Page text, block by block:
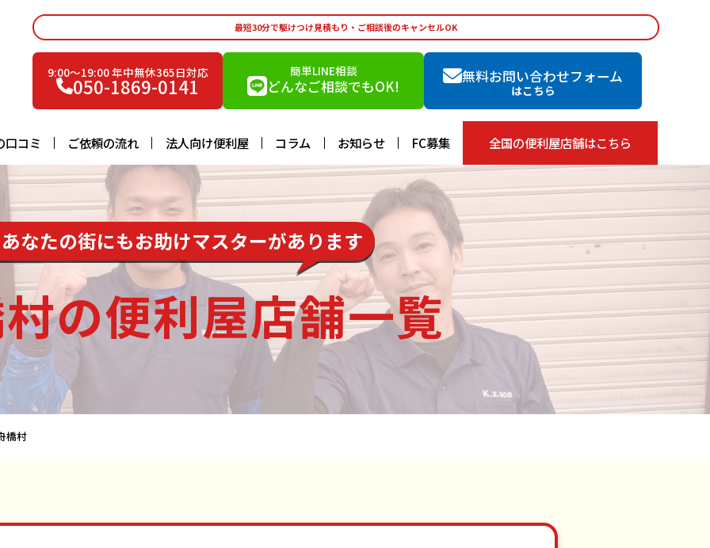
最短30分で駆けつけ見積もり・ご相談後のキャンセルOK
9:00〜19:00 年中無休365日対応
050-1869-0141
簡単LINE相談
どんなご相談でもOK!
無料お問い合わせフォーム
はこちら
口コミ ご依頼の流れ 法人向け便利屋 コラム お知らせ FC募集 全国の便利屋店舗はこちら
あなたの街にもお助けマスターがあります
の便利屋店舗一覧
橋村